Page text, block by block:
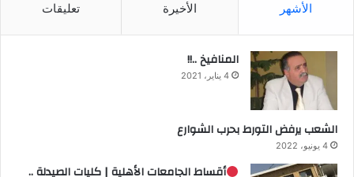
الأشهر الأخيرة تعليقات
المنافيخ ..!!
4 يناير، 2021
الشعب يرفض التورط بحرب الشوارع
4 يونيو، 2022
أقساط الجامعات الأهلية | كليات الصيدلة ..